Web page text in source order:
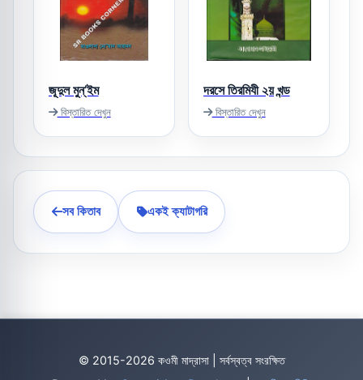
জূদুল মুন্‌’ইম
বিস্তারিত দেখুন
দরসে তিরমিযী ২য় খন্ড
বিস্তারিত দেখুন
সব কিতাব একই ক্যাটাগরি
© 2015-2026 কওমী মাদ্রাসা | সর্বস্বত্ব সংরক্ষিত